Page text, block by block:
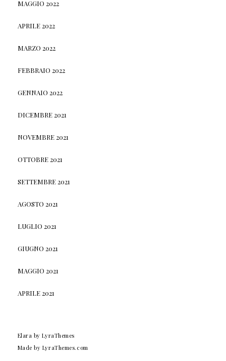
MAGGIO 2022
APRILE 2022
MARZO 2022
FEBBRAIO 2022
GENNAIO 2022
DICEMBRE 2021
NOVEMBRE 2021
OTTOBRE 2021
SETTEMBRE 2021
AGOSTO 2021
LUGLIO 2021
GIUGNO 2021
MAGGIO 2021
APRILE 2021
Elara by LyraThemes
Made by LyraThemes.com